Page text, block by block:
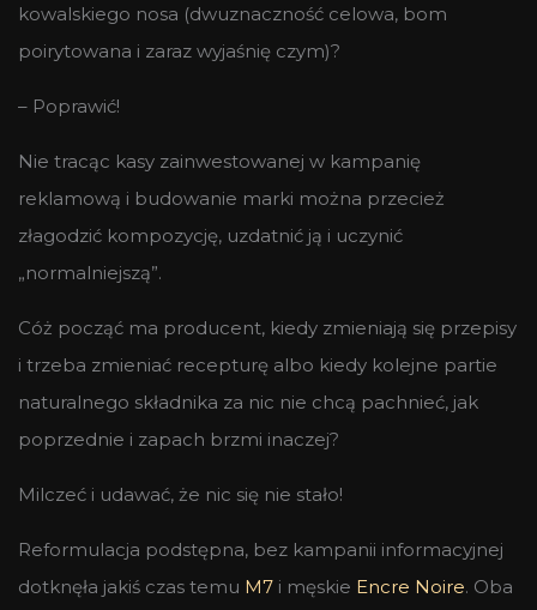
kowalskiego nosa (dwuznaczność celowa, bom
poirytowana i zaraz wyjaśnię czym)?
– Poprawić!
Nie tracąc kasy zainwestowanej w kampanię
reklamową i budowanie marki można przecież
złagodzić kompozycję, uzdatnić ją i uczynić
„normalniejszą”.
Cóż począć ma producent, kiedy zmieniają się przepisy
i trzeba zmieniać recepturę albo kiedy kolejne partie
naturalnego składnika za nic nie chcą pachnieć, jak
poprzednie i zapach brzmi inaczej?
Milczeć i udawać, że nic się nie stało!
Reformulacja podstępna, bez kampanii informacyjnej
dotknęła jakiś czas temu M7 i męskie Encre Noire. Oba